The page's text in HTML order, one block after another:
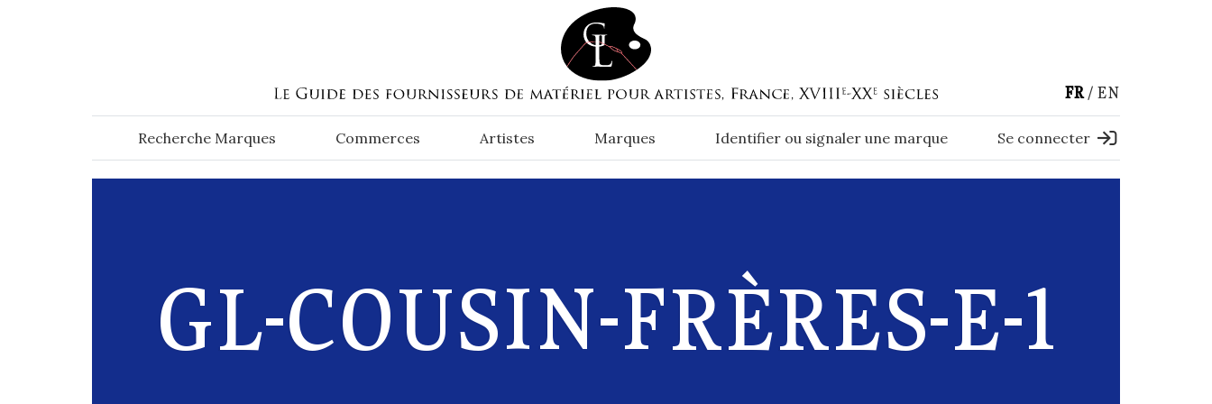
FR EN
Recherche Marques Commerces Artistes Marques Identifier ou signaler une marque Se connecter
GL-COUSIN-FRÈRES-E-1